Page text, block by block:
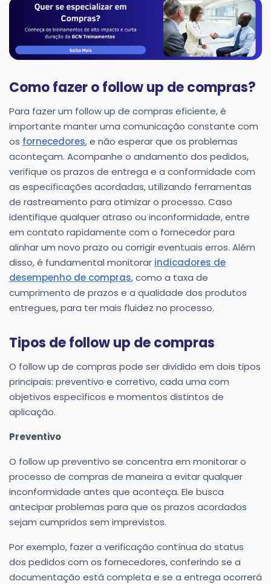
Como fazer o follow up de compras?
Para fazer um follow up de compras eficiente, é
importante manter uma comunicação constante com
os fornecedores, e não esperar que os problemas
aconteçam. Acompanhe o andamento dos pedidos,
verifique os prazos de entrega e a conformidade com
as especificações acordadas, utilizando ferramentas
de rastreamento para otimizar o processo. Caso
identifique qualquer atraso ou inconformidade, entre
em contato rapidamente com o fornecedor para
alinhar um novo prazo ou corrigir eventuais erros. Além
disso, é fundamental monitorar indicadores de
desempenho de compras, como a taxa de
cumprimento de prazos e a qualidade dos produtos
entregues, para ter mais fluidez no processo.
Tipos de follow up de compras
O follow up de compras pode ser dividido em dois tipos
principais: preventivo e corretivo, cada uma com
objetivos específicos e momentos distintos de
aplicação.
Preventivo
O follow up preventivo se concentra em monitorar o
processo de compras de maneira a evitar qualquer
inconformidade antes que aconteça. Ele busca
antecipar problemas para que os prazos acordados
sejam cumpridos sem imprevistos.
Por exemplo, fazer a verificação contínua do status
dos pedidos com os fornecedores, conferindo se a
documentação está completa e se a entrega ocorrerá